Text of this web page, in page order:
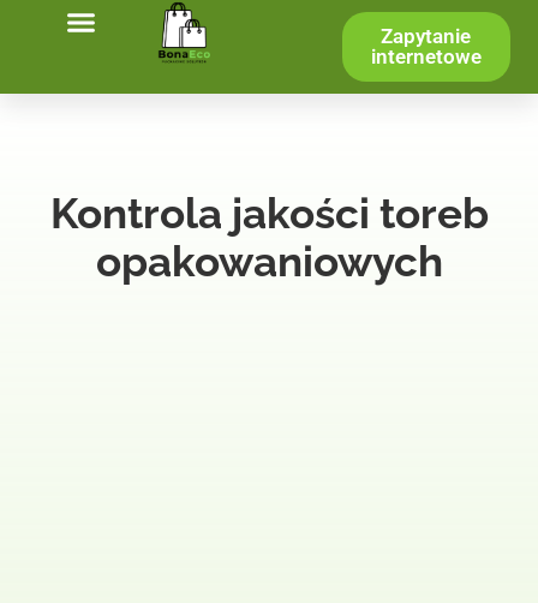
Zapytanie
internetowe
Kontrola jakości toreb
opakowaniowych